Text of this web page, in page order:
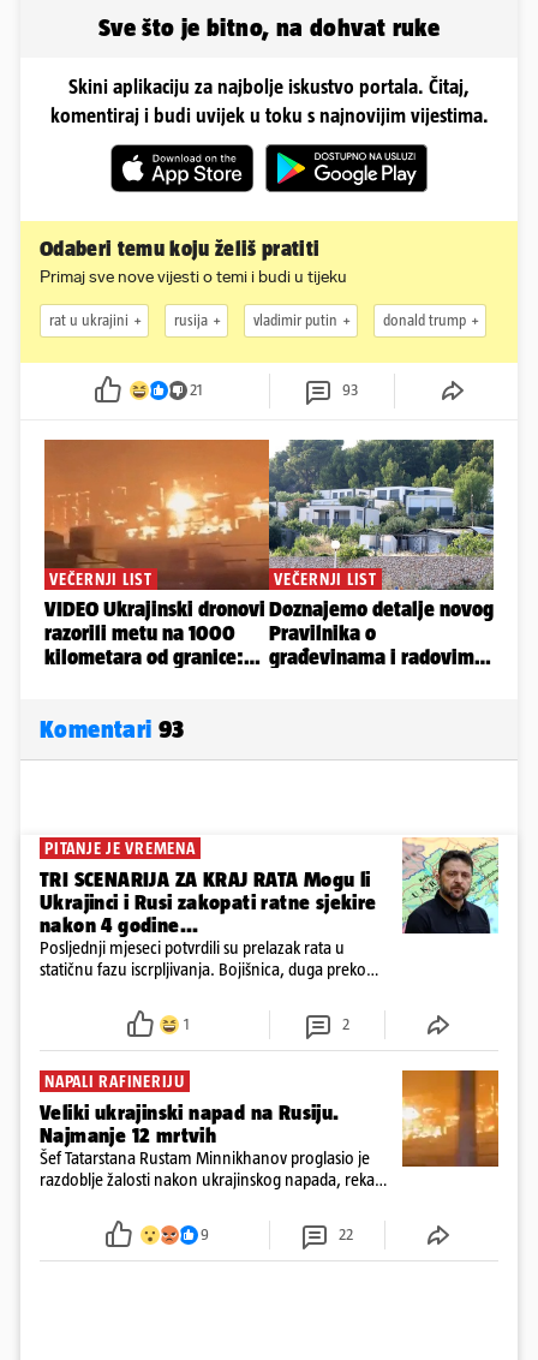
Sve što je bitno, na dohvat ruke
Skini aplikaciju za najbolje iskustvo portala. Čitaj,
komentiraj i budi uvijek u toku s najnovijim vijestima.
Odaberi temu koju želiš pratiti
Primaj sve nove vijesti o temi i budi u tijeku
rat u ukrajini rusija vladimir putin donald trump
21 93
Komentari 93
PITANJE JE VREMENA
TRI SCENARIJA ZA KRAJ RATA Mogu li
Ukrajinci i Rusi zakopati ratne sjekire
nakon 4 godine...
Posljednji mjeseci potvrdili su prelazak rata u
statičnu fazu iscrpljivanja. Bojišnica, duga preko
nepromijenjena, a ruske snage ostvaruju tek
neznatne dobitke uz ogromnu cijenu u ljudstvu i
opremi
1 2
NAPALI RAFINERIJU
Veliki ukrajinski napad na Rusiju.
Najmanje 12 mrtvih
Šef Tatarstana Rustam Minnikhanov proglasio je
razdoblje žalosti nakon ukrajinskog napada, rekao
9 22